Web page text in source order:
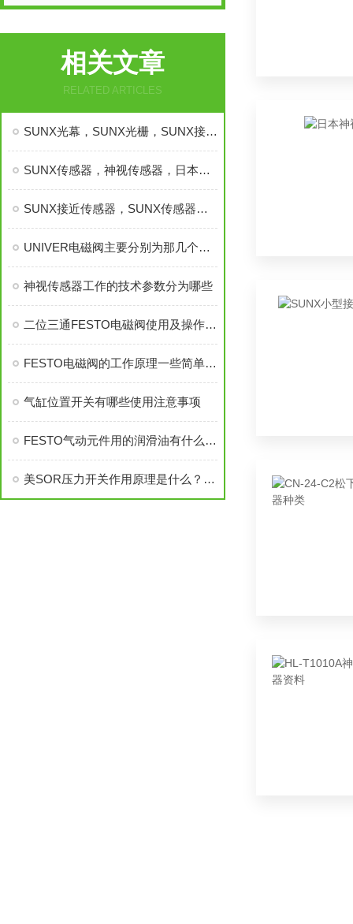
相关文章
RELATED ARTICLES
SUNX光幕，SUNX光栅，SUNX接近传感器，日本SUNX光幕
SUNX传感器，神视传感器，日本SUNX传感器，进口SUNX接近传感器
SUNX接近传感器，SUNX传感器，日本SUNX神视传感器
UNIVER电磁阀主要分别为那几个参数与那些规格，UNIVER电磁阀
神视传感器工作的技术参数分为哪些
二位三通FESTO电磁阀使用及操作注意事项资料有哪些
FESTO电磁阀的工作原理一些简单解说介绍
气缸位置开关有哪些使用注意事项
FESTO气动元件用的润滑油有什么不一样？
美SOR压力开关作用原理是什么？怎么选型？